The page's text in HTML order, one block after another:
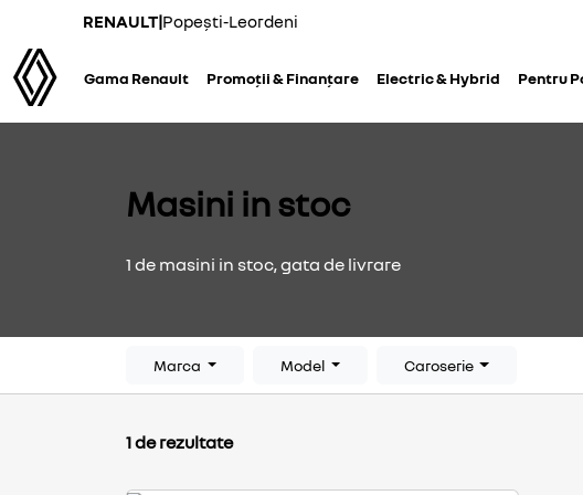
RENAULT|Popești-Leordeni
Gama Renault Promoții & Finanțare Electric & Hybrid Pentru
Masini in stoc
1 de masini in stoc, gata de livrare
Marca Model Caroserie
1 de rezultate